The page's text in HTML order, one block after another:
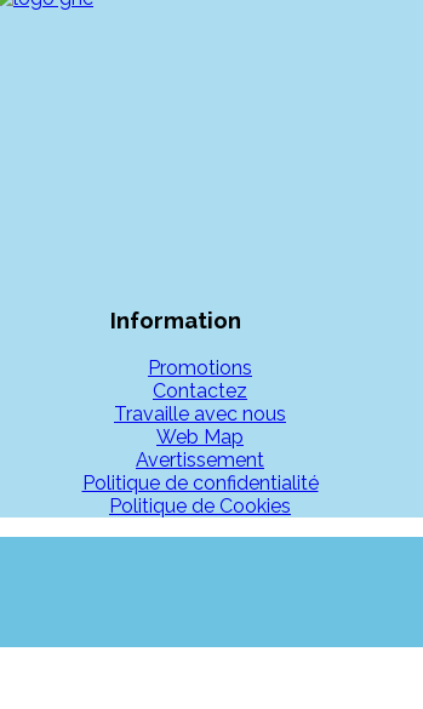
Information
Promotions
Contactez
Travaille avec nous
Web Map
Avertissement
Politique de confidentialité
Politique de Cookies